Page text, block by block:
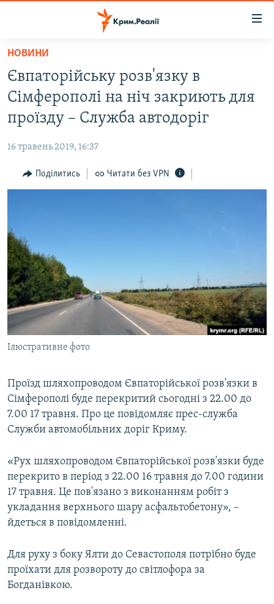
Перейти
основного
матеріалу
Перейти
до
основної
навігації
Перейти
до
ВОДА.КРИМ
ВІДЕО ТА ФОТО
БЛОГИ
ПОГЛЯД
СПЕЦПРОЕКТИ
ДЕПОРТАЦІЯ
ВІДЕОУРОКИ «ELIFBE»
СВІДЧЕННЯ ОКУПАЦІЇ
УКРАЇНСЬКА ПРОБЛЕМА КРИМУ
ІНФОГРАФІКА
ЯК ОБІЙТИ БЛОКУВАННЯ
Русский
Qırımtatar
ДОЛУЧАЙСЯ!
Усі сайти RFE/RL
НОВИНИ
Євпаторійську розв'язку в
Сімферополі на ніч закриють для
проїзду – Служба автодоріг
16 травень 2019, 16:37
Поділитись Читати без VPN
Ілюстративне фото
Проїзд шляхопроводом Євпаторійської розв'язки в
Сімферополі буде перекритий сьогодні з 22.00 до
7.00 17 травня. Про це повідомляє прес-служба
Служби автомобільних доріг Криму.
«Рух шляхопроводом Євпаторійської розв'язки буде
перекрито в період з 22.00 16 травня до 7.00 години
17 травня. Це пов'язано з виконанням робіт з
укладання верхнього шару асфальтобетону», –
йдеться в повідомленні.
Для руху з боку Ялти до Севастополя потрібно буде
проїхати для розвороту до світлофора за
Богданівкою.